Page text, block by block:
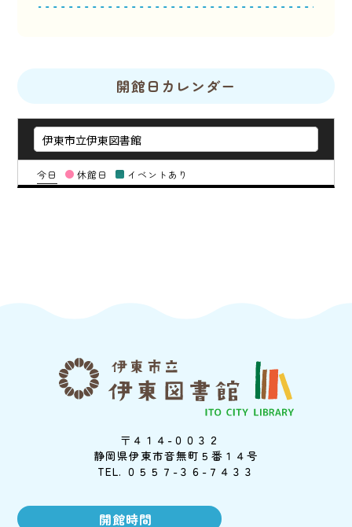
開館日カレンダー
今日 休館日 イベントあり
〒４１４-００３２
静岡県伊東市音無町５番１４号
TEL. ０５５７-３６-７４３３
開館時間